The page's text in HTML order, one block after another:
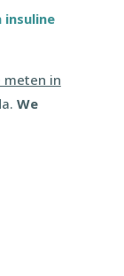
meten in
We